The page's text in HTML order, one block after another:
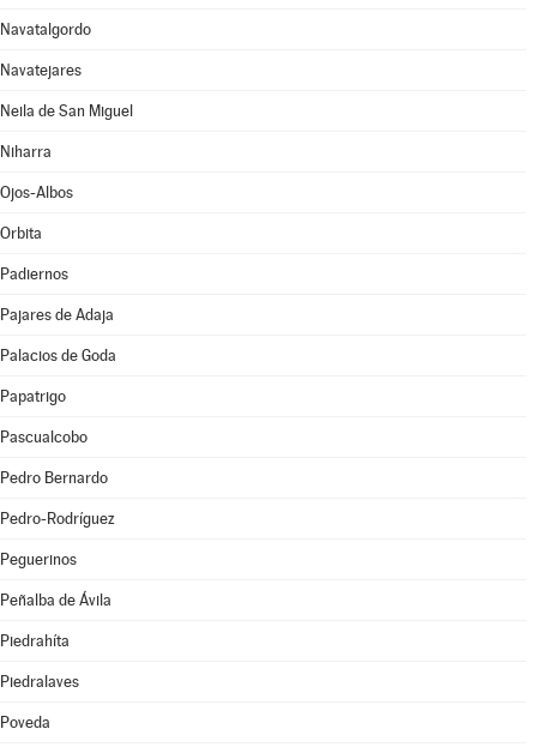
Navatalgordo
Navatejares
Neila de San Miguel
Niharra
Ojos-Albos
Orbita
Padiernos
Pajares de Adaja
Palacios de Goda
Papatrigo
Pascualcobo
Pedro Bernardo
Pedro-Rodríguez
Peguerinos
Peñalba de Ávila
Piedrahíta
Piedralaves
Poveda